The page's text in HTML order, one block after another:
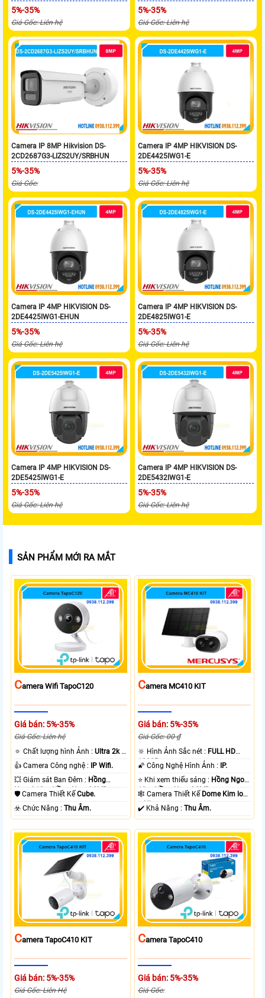
5%-35%
Giá Gốc: Liên hệ
5%-35%
Giá Gốc: Liên hệ
Camera IP 8MP Hikvision DS-
2CD2687G3-LIZS2UY/SRBHUN
5%-35%
Giá Gốc:
Camera IP 4MP HIKVISION DS-
2DE4425IWG1-E
5%-35%
Giá Gốc: Liên hệ
Camera IP 4MP HIKVISION DS-
2DE4425IWG1-EHUN
5%-35%
Giá Gốc: Liên hệ
Camera IP 4MP HIKVISION DS-
2DE4825IWG1-E
5%-35%
Giá Gốc: Liên hệ
Camera IP 4MP HIKVISION DS-
2DE5425IWG1-E
5%-35%
Giá Gốc: Liên hệ
Camera IP 4MP HIKVISION DS-
2DE5432IWG1-E
5%-35%
Giá Gốc: Liên hệ
SẢN PHẨM MỚI RA MẮT
CAmera Wifi TapoC120
Giá bán: 5%-35%
Giá Gốc: Liên hệ
🔅 Chất lượng hình Ảnh :Ultra 2k +
.
👍 Camera Công nghệ :
IP Wifi.
💥 Giám sát Ban Đêm : Hồng
Ngoại 10m Hồng Ngoại SMD.
🛡 Camera Thiết KếCube.
️☣️ Chức Năng :Thu Âm.
CAmera MC410 KIT
Giá bán: 5%-35%
Giá Gốc: 00 ₫
🔆 Hình Ảnh Sắc nét : FULL HD
1080P .
🌠 Công Nghệ Hình Ảnh :
IP.
⭐ Khi xem thiếu sáng : Hồng Ngoại
10m Hồng Ngoại SMD.
🕸️ Camera Thiết Kế Dome Kim loại
+ Nhựa.
️✔️ Khả Năng :Thu Âm.
CAmera TapoC410 KIT
Giá bán: 5%-35%
Giá Gốc: Liên Hệ
CAmera TapoC410
Giá bán: 5%-35%
Giá Gốc: